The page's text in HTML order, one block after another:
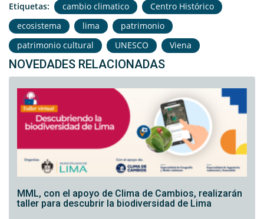
Etiquetas: cambio climatico
Centro Histórico
ecosistema
lima
patrimonio
patrimonio cultural
UNESCO Viena
NOVEDADES RELACIONADAS
MML, con el apoyo de Clima de Cambios, realizarán
taller para descubrir la biodiversidad de Lima